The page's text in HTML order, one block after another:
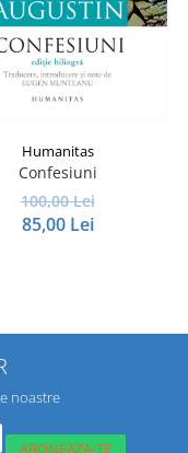
Humanitas
Confesiuni
100,00 Lei
85,00 Lei
noastre